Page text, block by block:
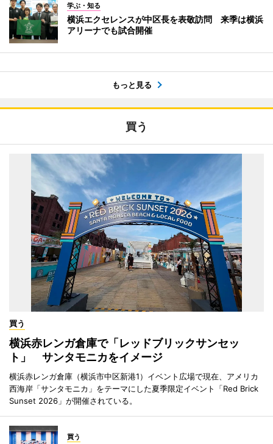
学ぶ・知る
横浜エクセレンスが中区長を表敬訪問 来季は横浜
アリーナでも試合開催
もっと見る
買う
買う
横浜赤レンガ倉庫で「レッドブリックサンセッ
ト」 サンタモニカをイメージ
横浜赤レンガ倉庫（横浜市中区新港1）イベント広場で現在、アメリカ
西海岸「サンタモニカ」をテーマにした夏季限定イベント「Red Brick
Sunset 2026」が開催されている。
買う